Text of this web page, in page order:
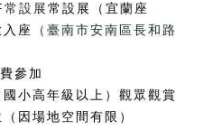
設展常設展（宜蘭座
座
（臺南市安南區長和路
參加
小高年級以上）觀眾觀賞
因場地空間有限）